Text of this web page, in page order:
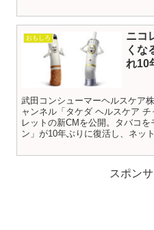
おもしろ
ニコ
くな
れ10
武田コンシューマーヘルスケア
ャンネル「タケダ ヘルスケア
レットの新CMを公開。タバコ
ン」が10年ぶりに復活し、ネッ
スポン